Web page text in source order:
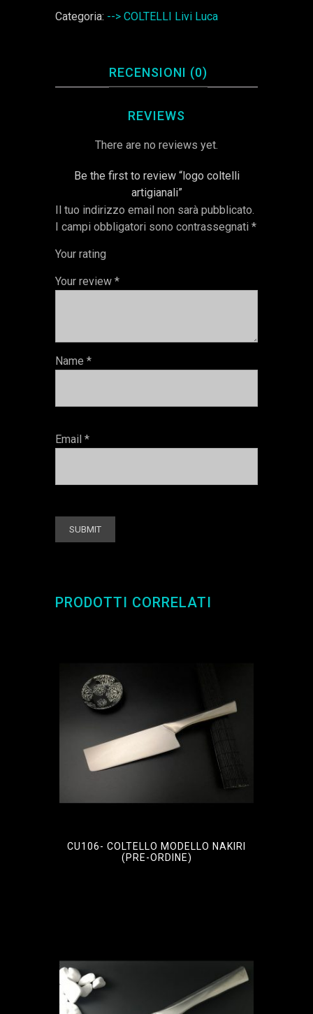
Categoria: --> COLTELLI Livi Luca
RECENSIONI (0)
REVIEWS
There are no reviews yet.
Be the first to review “logo coltelli
artigianali”
Il tuo indirizzo email non sarà pubblicato.
I campi obbligatori sono contrassegnati *
Your rating
Your review *
Name *
Email *
PRODOTTI CORRELATI
CU106- COLTELLO MODELLO NAKIRI
(PRE-ORDINE)